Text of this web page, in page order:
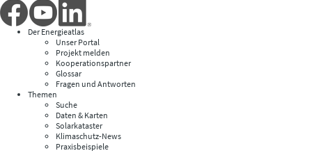
Der Energieatlas
Unser Portal
Projekt melden
Kooperationspartner
Glossar
Fragen und Antworten
Themen
Suche
Daten & Karten
Solarkataster
Klimaschutz-News
Praxisbeispiele